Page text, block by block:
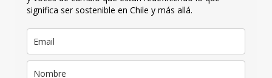
significa ser sostenible en Chile y más allá.